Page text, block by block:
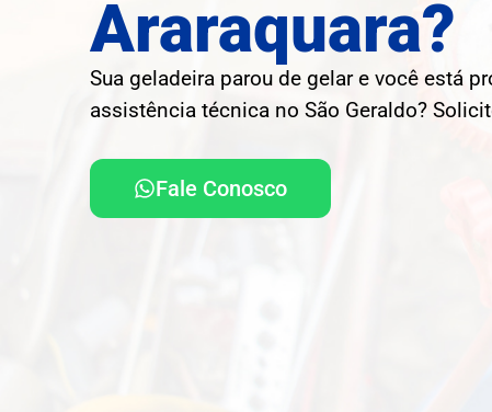
Araraquara?
Sua geladeira parou de gelar e você está
assistência técnica no São Geraldo?
Fale Conosco